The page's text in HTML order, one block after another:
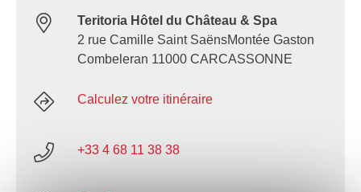
Teritoria Hôtel du Château & Spa
2 rue Camille Saint SaënsMontée Gaston
Combeleran 11000 CARCASSONNE
Calculez votre itinéraire
+33 4 68 11 38 38